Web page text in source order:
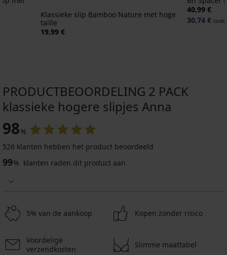
Klassieke slip Bamboo Nature met hoge
taille
19,99 €
40,99 €
30,74 €
PRODUCTBEOORDELING 2 PACK
klassieke hogere slipjes Anna
98%
526 klanten hebben het product beoordeeld
99% klanten raden dit product aan
5% van de aankoop Kopen zonder risico
Voordelige
verzendkosten
Slimme maattabel